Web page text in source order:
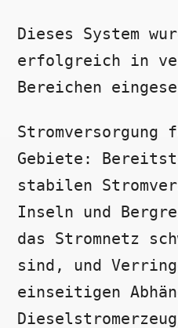
Dieses System
erfolgreich in
Bereichen
Stromversorgung
Gebiete:
stabilen
Inseln und
das Stromnetz
sind, und
einseitigen